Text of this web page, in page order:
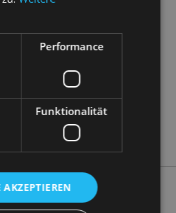
- 13:00
Performance
Funktionalität
AKZEPTIEREN